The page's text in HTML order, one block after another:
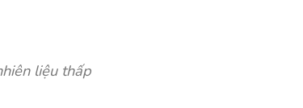
liệu thấp